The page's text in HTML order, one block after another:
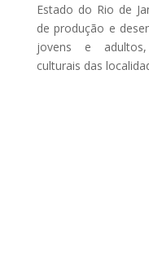
Estado do Rio de
de produção e
jovens e
culturais das